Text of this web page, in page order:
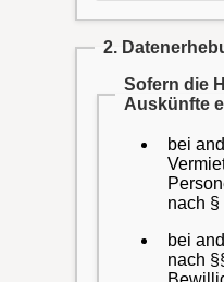
2.
Sofern die
Auskünfte
bei
nach §
bei
nach